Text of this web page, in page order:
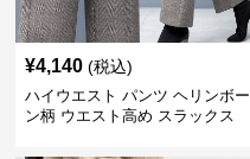
¥4,140 (税込)
ハイウエスト パンツ ヘリンボー
ン柄 ウエスト高め スラックス